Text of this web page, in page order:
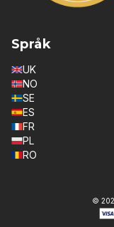
Språk
UK
NO
SE
ES
FR
PL
RO
©